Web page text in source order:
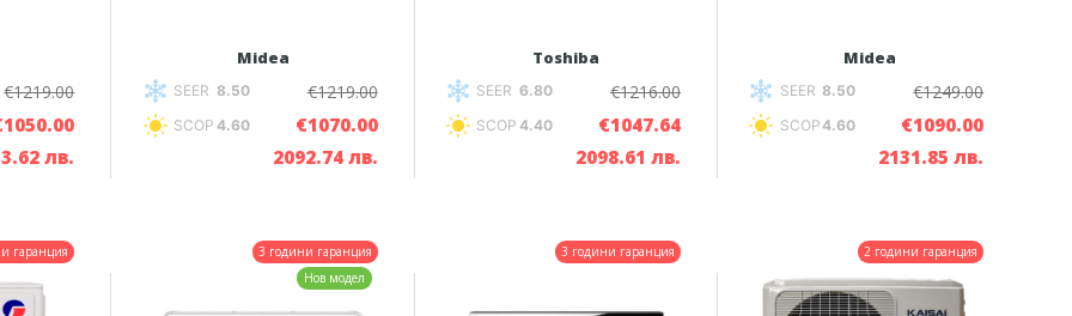
€1219.00
лв.
Midea
SEER 8.50
SCOP 4.60
€1219.00
€1070.00
2092.74 лв.
Toshiba
SEER 6.80
SCOP 4.40
€1216.00
€1047.64
2098.61 лв.
Midea
SEER 8.50
SCOP4.60
€1249.00
€1090.00
2131.85 лв.
гаранция
3 години гаранция
Нов модел
3 години гаранция 2 години гаранция